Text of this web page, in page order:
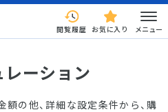
閲覧履歴 お気に入り メニュー
ーション
の他、詳細な設定条件から、購